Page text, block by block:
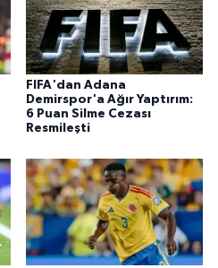
FIFA'dan Adana
Demirspor'a Ağır Yaptırım:
6 Puan Silme Cezası
Resmileşti